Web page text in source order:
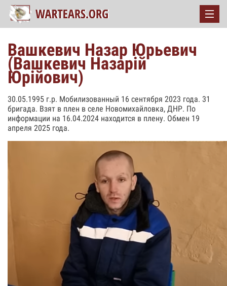
Вашкевич Назар Юрьевич
(Вашкевич Назарій
Юрійович)
30.05.1995 г.р. Мобилизованный 16 сентября 2023 года. 31
бригада. Взят в плен в селе Новомихайловка, ДНР. По
информации на 16.04.2024 находится в плену. Обмен 19
апреля 2025 года.